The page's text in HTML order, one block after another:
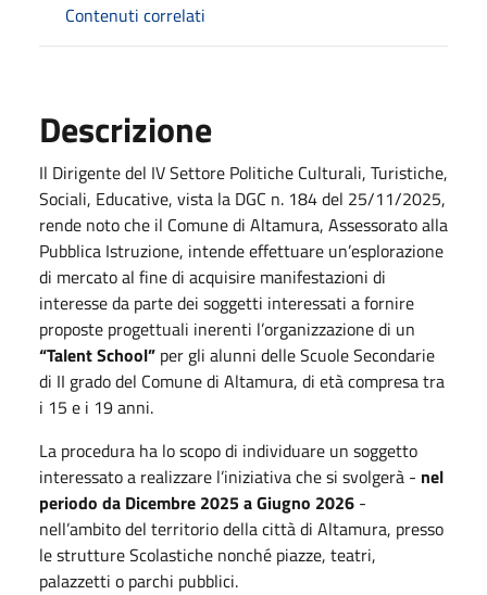
Contenuti correlati
Descrizione
Il Dirigente del IV Settore Politiche Culturali, Turistiche,
Sociali, Educative, vista la DGC n. 184 del 25/11/2025,
rende noto che il Comune di Altamura, Assessorato alla
Pubblica Istruzione, intende effettuare un’esplorazione
di mercato al fine di acquisire manifestazioni di
interesse da parte dei soggetti interessati a fornire
proposte progettuali inerenti l’organizzazione di un
“Talent School” per gli alunni delle Scuole Secondarie
di II grado del Comune di Altamura, di età compresa tra
i 15 e i 19 anni.
La procedura ha lo scopo di individuare un soggetto
interessato a realizzare l’iniziativa che si svolgerà - nel
periodo da Dicembre 2025 a Giugno 2026 -
nell’ambito del territorio della città di Altamura, presso
le strutture Scolastiche nonché piazze, teatri,
palazzetti o parchi pubblici.